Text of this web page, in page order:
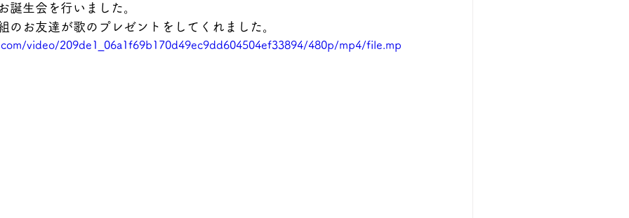
誕生会を行いました。
のお友達が歌のプレゼントをしてくれました。
video/209de1_06a1f69b170d49ec9dd604504ef33894/480p/mp4/file.mp